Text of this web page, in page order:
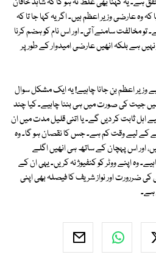
وہ عارضی وزیر اعظم ہیں۔ اگر یہ کہا جا تا کہ
تو مخالفت سامنے آتی۔ اور اس نام کو ہضم کرنا
ہے بلکہ انھیں عارضی امیدوار کے طور پر
وزیر اعظم بن جانا چاہیے! یہ ایک مشکل سوال
کے انتخابات میں جیت کی صورت میں ہی بننا چاہیے۔ کیا چند
اہل ثابت کر دیں گے۔ یا اتنی قلیل مدت میں ان
کے لیے وقت کم ہے۔ جس کا نقصان ہو گا۔ وہ
اور اس پہچان کے ساتھ ہی انھیں اگلے
وہ اپنے ووٹر کو کنفیوژ نہ کریں۔ یہی ان کے
ضررورت اور نواز شریف کا فیصلہ بھی اپنی